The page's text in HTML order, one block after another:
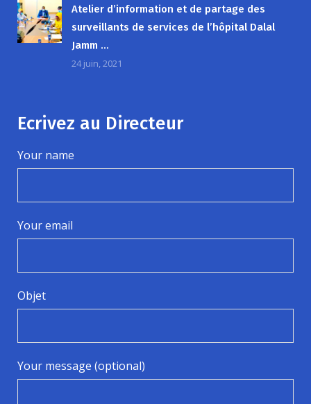
Atelier d’information et de partage des
surveillants de services de l’hôpital Dalal
Jamm …
24 juin, 2021
Ecrivez au Directeur
Your name
Your email
Objet
Your message (optional)